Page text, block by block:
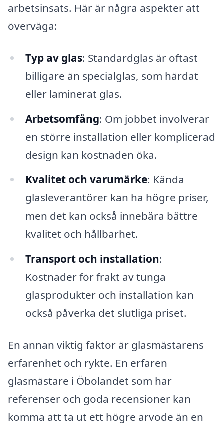
arbetsinsats. Här är några aspekter att
överväga:
Typ av glas: Standardglas är oftast
billigare än specialglas, som härdat
eller laminerat glas.
Arbetsomfång: Om jobbet involverar
en större installation eller komplicerad
design kan kostnaden öka.
Kvalitet och varumärke: Kända
glasleverantörer kan ha högre priser,
men det kan också innebära bättre
kvalitet och hållbarhet.
Transport och installation:
Kostnader för frakt av tunga
glasprodukter och installation kan
också påverka det slutliga priset.
En annan viktig faktor är glasmästarens
erfarenhet och rykte. En erfaren
glasmästare i Öbolandet som har
referenser och goda recensioner kan
komma att ta ut ett högre arvode än en